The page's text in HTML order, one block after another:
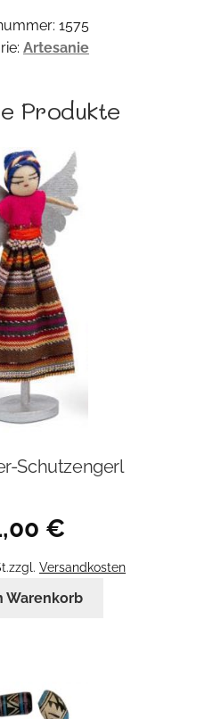
1575
Artesanie
Produkte
Schutzengerl
€
zzgl. Versandkosten
Warenkorb